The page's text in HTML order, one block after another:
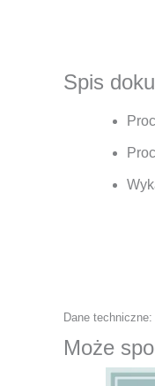
Spis
Dane
Może